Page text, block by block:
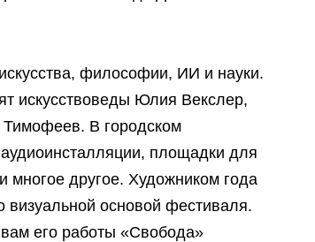
философии, ИИ и науки.
искусствоведы Юлия Векслер,
В городском
площадки для
многое другое. Художником года
визуальной основой фестиваля.
его работы «Свобода»